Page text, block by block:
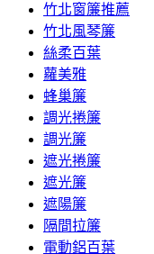
竹北窗簾推薦
竹北風琴簾
絲柔百葉
蘿美雅
蜂巢簾
調光捲簾
調光簾
遮光捲簾
遮光簾
遮陽簾
隔間拉簾
電動鋁百葉